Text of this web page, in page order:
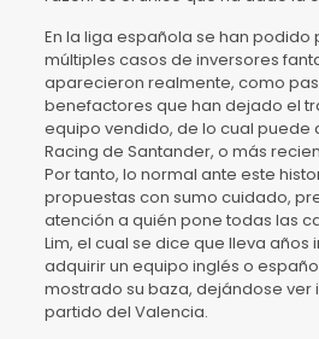
En la liga española se han podido
múltiples casos de inversores
aparecieron realmente, como
benefactores que han dejado el
equipo vendido, de lo cual puede
Racing de Santander, o más
Por tanto, lo normal ante este
propuestas con sumo cuidado,
atención a quién pone todas las
Lim, el cual se dice que lleva años
adquirir un equipo inglés o
mostrado su baza, dejándose ver
partido del Valencia.